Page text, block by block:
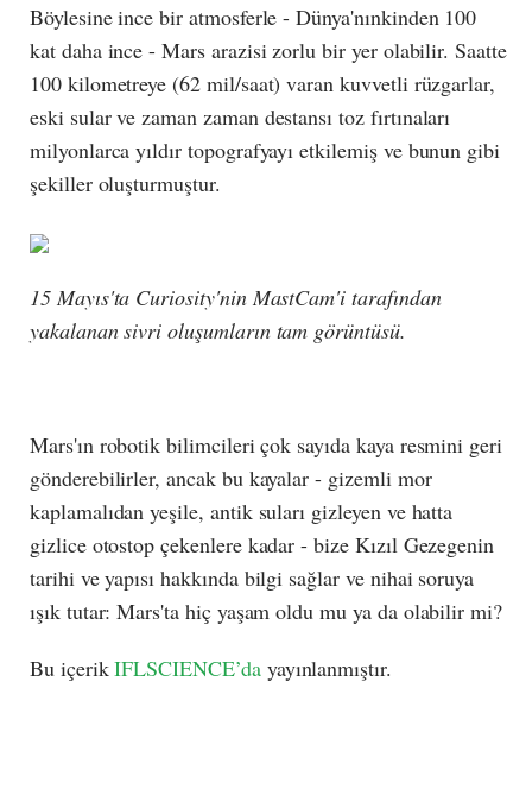
Böylesine ince bir atmosferle - Dünya'nınkinden 100
kat daha ince - Mars arazisi zorlu bir yer olabilir. Saatte
100 kilometreye (62 mil/saat) varan kuvvetli rüzgarlar,
eski sular ve zaman zaman destansı toz fırtınaları
milyonlarca yıldır topografyayı etkilemiş ve bunun gibi
şekiller oluşturmuştur.
15 Mayıs'ta Curiosity'nin MastCam'i tarafından
yakalanansivri oluşumlarıntam görüntüsü.
Mars'ın robotik bilimcileri çok sayıda kaya resmini geri
gönderebilirler, ancak bu kayalar - gizemli mor
kaplamalıdan yeşile, antik suları gizleyen ve hatta
gizlice otostop çekenlere kadar - bize Kızıl Gezegenin
tarihi ve yapısı hakkında bilgi sağlar ve nihai soruya
ışık tutar: Mars'ta hiç yaşam oldu mu ya da olabilir mi?
Bu içerikIFLSCIENCE’dayayınlanmıştır.